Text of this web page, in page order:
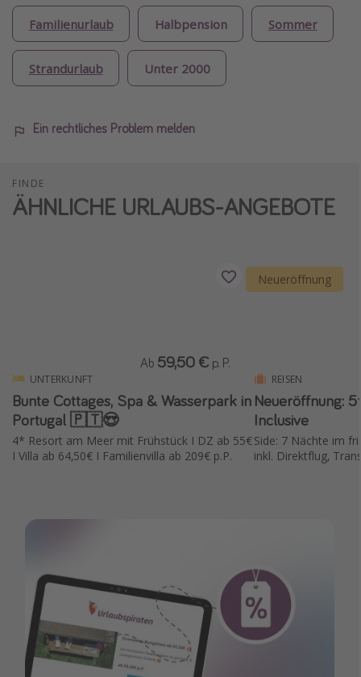
Familienurlaub Halbpension Sommer
Strandurlaub Unter 2000
Ein rechtliches Problem melden
FINDE
ÄHNLICHE URLAUBS-ANGEBOTE
UNTERKUNFT
Bunte Cottages, Spa & Wasserpark in
Portugal 🇵🇹😍
4* Resort am Meer mit Frühstück I DZ ab 55€
I Villa ab 64,50€ I Familienvilla ab 209€ p.P.
Ab 59,50 € p. P.
Neueröffnung
REISEN
Neueröffnung:
Inclusive
Side: 7 Nächte im
inkl. Direktflug,